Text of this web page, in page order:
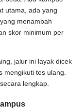
utama, ada yang
menambah
skor minimum per
jalur ini layak dicek
mengikuti tes ulang.
lengkap.